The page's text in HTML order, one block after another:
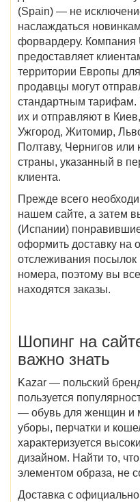
(Spain) — не
наслаждаться
форвардеру. Компания
предоставляет
территории Европы
продавцы могут
стандартным тарифам.
их и отправляют в
Ужгород, Житомир,
Полтаву, Чернигов или
страны, указанный в
клиента.
Прежде всего
нашем сайте, а затем
(Испании)
оформить доставку на
отслеживания посылок
номера, поэтому вы
находятся заказы.
Шопинг на
важно знать
Kazar — польский
пользуется
— обувь для женщин и
уборы, перчатки и
характеризуется
дизайном. Найти то,
элементом образа, не
Доставка с